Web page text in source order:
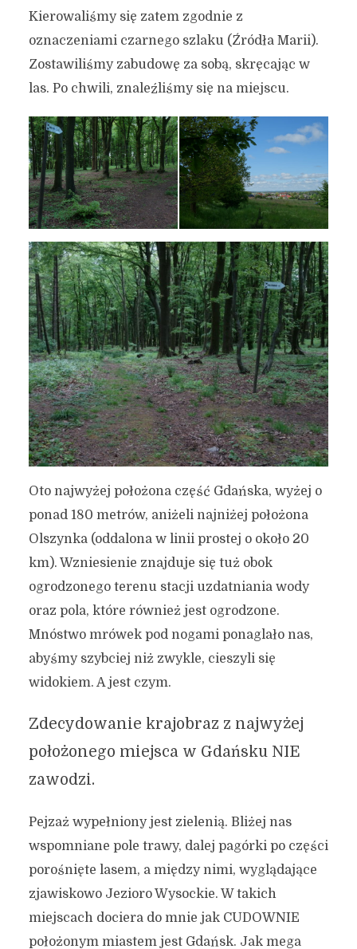
Kierowaliśmy się zatem zgodnie z
oznaczeniami czarnego szlaku (Źródła Marii).
Zostawiliśmy zabudowę za sobą, skręcając w
las. Po chwili, znaleźliśmy się na miejscu.
Oto najwyżej położona część Gdańska, wyżej o
ponad 180 metrów, aniżeli najniżej położona
Olszynka (oddalona w linii prostej o około 20
km). Wzniesienie znajduje się tuż obok
ogrodzonego terenu stacji uzdatniania wody
oraz pola, które również jest ogrodzone.
Mnóstwo mrówek pod nogami ponaglało nas,
abyśmy szybciej niż zwykle, cieszyli się
widokiem. A jest czym.
Zdecydowanie krajobraz z najwyżej
położonego miejsca w Gdańsku NIE
zawodzi.
Pejzaż wypełniony jest zielenią. Bliżej nas
wspomniane pole trawy, dalej pagórki po części
porośnięte lasem, a między nimi, wyglądające
zjawiskowo Jezioro Wysockie. W takich
miejscach dociera do mnie jak CUDOWNIE
położonym miastem jest Gdańsk. Jak mega